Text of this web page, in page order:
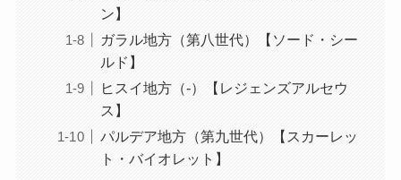
ン】
ガラル地方（第八世代）【ソード・シー
ルド】
ヒスイ地方（-）【レジェンズアルセウ
ス】
パルデア地方（第九世代）【スカーレッ
ト・バイオレット】